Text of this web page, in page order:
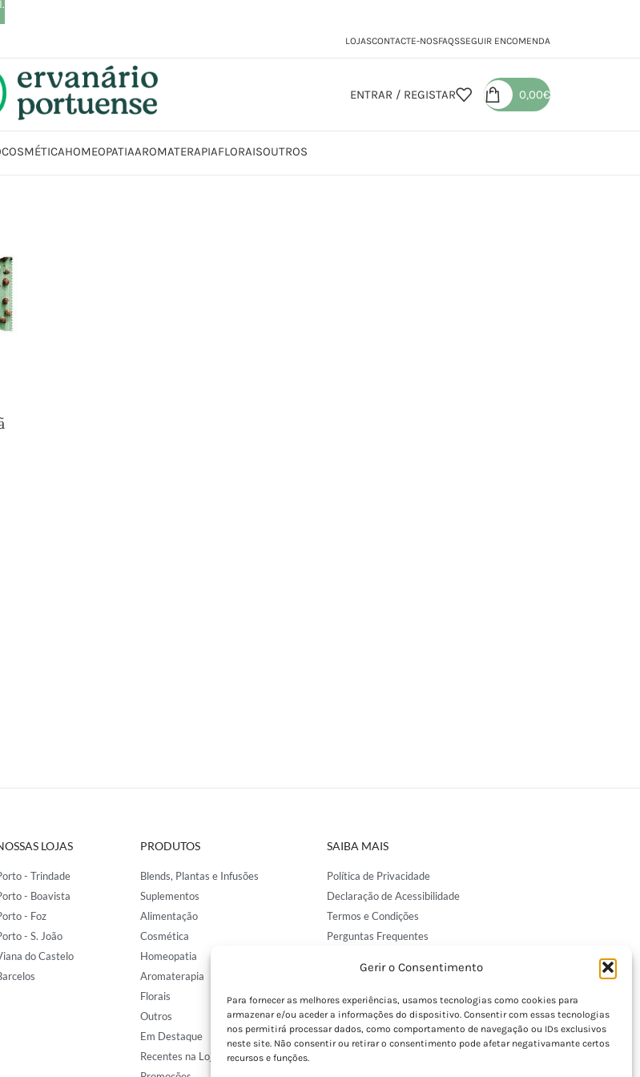
Gerir o Consentimento
Para fornecer as melhores experiências, usamos tecnologias como cookies para
armazenar e/ou aceder a informações do dispositivo. Consentir com essas tecnologias
nos permitirá processar dados, como comportamento de navegação ou IDs exclusivos
neste site. Não consentir ou retirar o consentimento pode afetar negativamante certos
recursos e funções.
LOJASCONTACTE-NOSFAQSSEGUIR ENCOMENDA
ENTRAR / REGISTAR 0,00€
COSMÉTICAHOMEOPATIAAROMATERAPIAFLORAISOUTROS
LOJAS
- Trindade
- Boavista
- Foz
- S. João
do Castelo
PRODUTOS
Blends, Plantas e Infusões
Suplementos
Alimentação
Cosmética
Homeopatia
Aromaterapia
Florais
Outros
Em Destaque
Recentes na Loja
SAIBA MAIS
Política de Privacidade
Declaração de Acessibilidade
Termos e Condições
Perguntas Frequentes
Encomendas Internacionais
Seguir Encomenda
Devoluções e Trocas